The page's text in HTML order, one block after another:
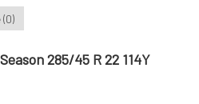
(0)
285/45 R 22 114Y